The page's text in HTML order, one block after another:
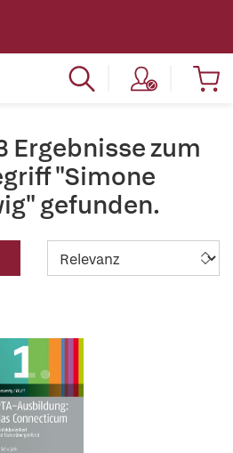
Ergebnisse zum
"Simone
gefunden.